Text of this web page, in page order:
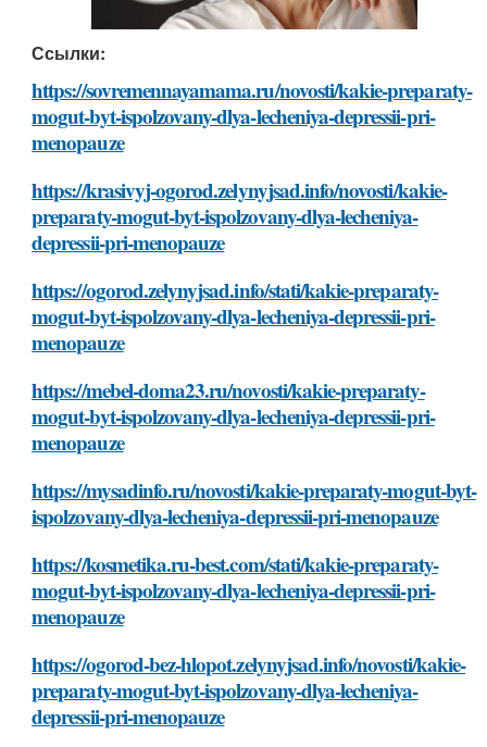
Ссылки:
https://sovremennayamama.ru/novosti/kakie-preparaty-
mogut-byt-ispolzovany-dlya-lecheniya-depressii-pri-
menopauze
https://krasivyj-ogorod.zelynyjsad.info/novosti/kakie-
preparaty-mogut-byt-ispolzovany-dlya-lecheniya-
depressii-pri-menopauze
https://ogorod.zelynyjsad.info/stati/kakie-preparaty-
mogut-byt-ispolzovany-dlya-lecheniya-depressii-pri-
menopauze
https://mebel-doma23.ru/novosti/kakie-preparaty-
mogut-byt-ispolzovany-dlya-lecheniya-depressii-pri-
menopauze
https://mysadinfo.ru/novosti/kakie-preparaty-mogut-byt-
ispolzovany-dlya-lecheniya-depressii-pri-menopauze
https://kosmetika.ru-best.com/stati/kakie-preparaty-
mogut-byt-ispolzovany-dlya-lecheniya-depressii-pri-
menopauze
https://ogorod-bez-hlopot.zelynyjsad.info/novosti/kakie-
preparaty-mogut-byt-ispolzovany-dlya-lecheniya-
depressii-pri-menopauze